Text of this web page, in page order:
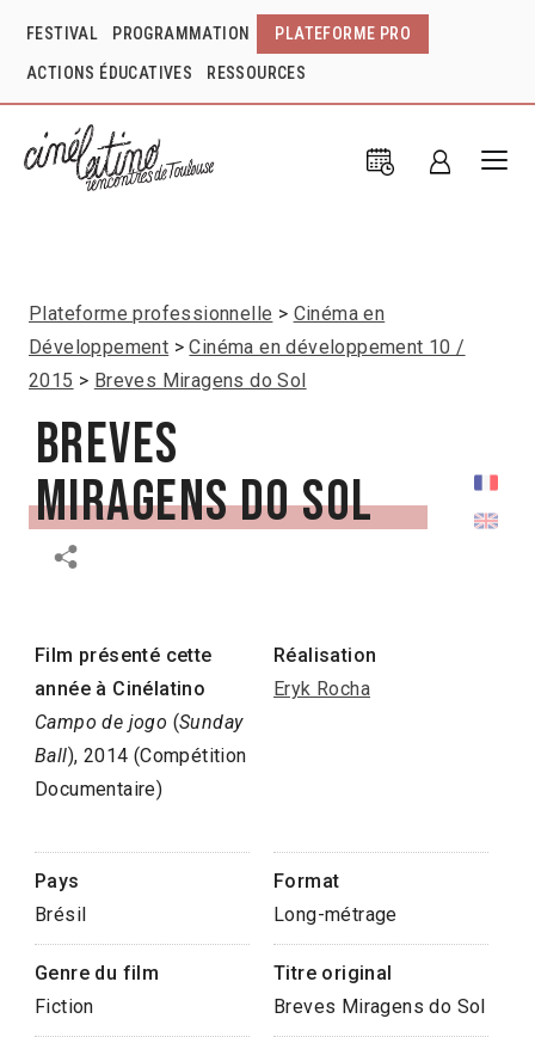
FESTIVAL PROGRAMMATION PLATEFORME PRO
ACTIONS ÉDUCATIVES RESSOURCES
Plateforme professionnelle
Cinéma en
Développement
Cinéma en développement 10 /
2015
Breves Miragens do Sol
Breves
Miragens do Sol
Film présenté cette
année à Cinélatino
Campo de jogo (Sunday
Ball), 2014 (Compétition
Documentaire)
Réalisation
Eryk Rocha
Pays
Brésil
Format
Long-métrage
Genre du film
Fiction
Titre original
Breves Miragens do Sol